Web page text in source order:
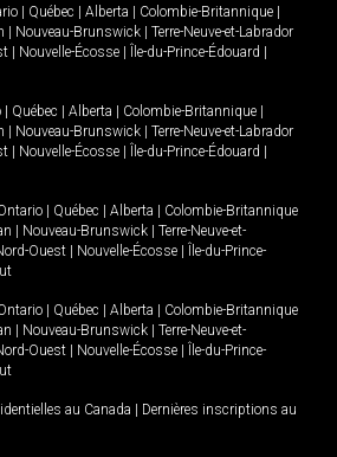
| Québec | Alberta | Colombie-Britannique |
| Nouveau-Brunswick | Terre-Neuve-et-Labrador
| Nouvelle-Écosse | Île-du-Prince-Édouard |
| Québec | Alberta | Colombie-Britannique |
| Nouveau-Brunswick | Terre-Neuve-et-Labrador
| Nouvelle-Écosse | Île-du-Prince-Édouard |
| Québec | Alberta | Colombie-Britannique
| Nouveau-Brunswick | Terre-Neuve-et-
Ouest | Nouvelle-Écosse | Île-du-Prince-
| Québec | Alberta | Colombie-Britannique
| Nouveau-Brunswick | Terre-Neuve-et-
Ouest | Nouvelle-Écosse | Île-du-Prince-
au Canada | Dernières inscriptions au